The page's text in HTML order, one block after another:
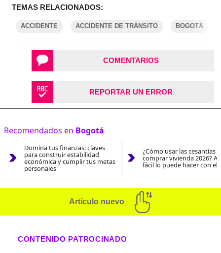
TEMAS RELACIONADOS:
ACCIDENTE ACCIDENTE DE TRÁNSITO BOGOTÁ
COMENTARIOS
REPORTAR UN ERROR
Recomendados en Bogotá
Domina tus finanzas: claves
para construir estabilidad
económica y cumplir tus metas
personales
¿Cómo usar las cesantías
comprar vivienda 2026?
fácil lo puede hacer con el
Artículo nuevo
CONTENIDO PATROCINADO